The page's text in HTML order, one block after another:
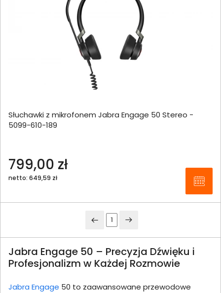
Słuchawki z mikrofonem Jabra Engage 50 Stereo -
5099-610-189
799,00 zł
netto: 649,59 zł
1
Jabra Engage 50 – Precyzja Dźwięku i
Profesjonalizm w Każdej Rozmowie
Jabra Engage 50 to zaawansowane przewodowe